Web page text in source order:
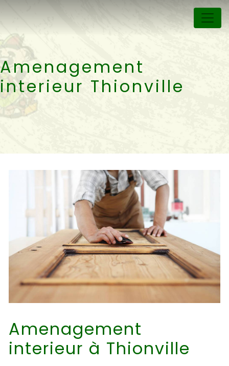
Amenagement
interieur Thionville
Amenagement
interieur à Thionville